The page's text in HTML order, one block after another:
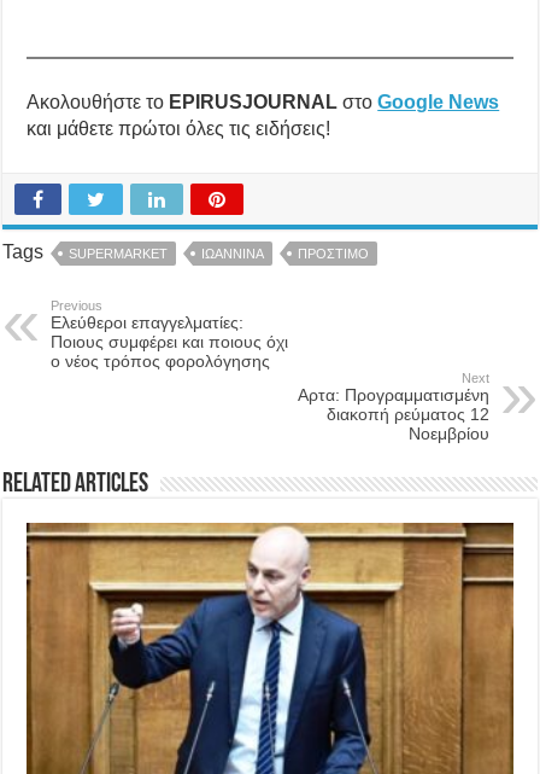
Ακολουθήστε το EPIRUSJOURNAL στοGoogle News
και μάθετε πρώτοι όλες τις ειδήσεις!
Tags SUPERMARKET ΙΩΑΝΝΙΝΑ ΠΡΟΣΤΙΜΟ
Previous
Ελεύθεροι επαγγελματίες:
Ποιους συμφέρει και ποιους όχι
ο νέος τρόπος φορολόγησης
Next
Αρτα: Προγραμματισμένη
διακοπή ρεύματος 12
Νοεμβρίου
Related Articles